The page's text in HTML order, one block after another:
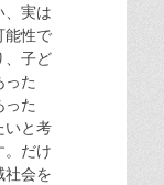
、実は
能性で
、子ど
た
った
いと考
。だけ
社会を